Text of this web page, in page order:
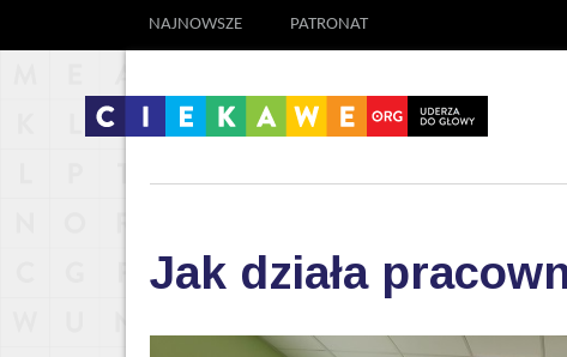
NAJNOWSZE PATRONAT
Jak działa